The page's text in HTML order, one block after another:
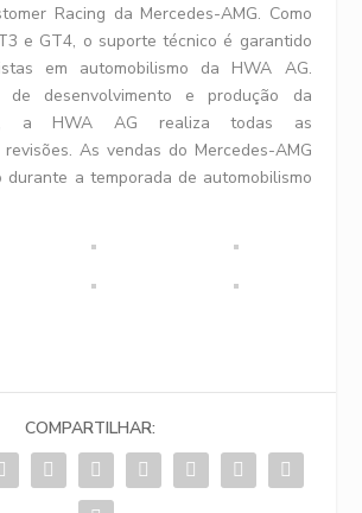
Racing da Mercedes-AMG. Como
e GT4, o suporte técnico é garantido
em automobilismo da HWA AG.
de desenvolvimento e produção da
a HWA AG realiza todas as
As vendas do Mercedes-AMG
durante a temporada de automobilismo
COMPARTILHAR: